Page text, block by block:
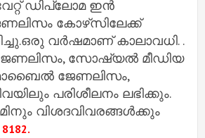
ഡിപ്ലോമ ഇന്‍
കോഴ്‌സിലേക്ക്
വര്‍ഷമാണ് കാലാവധി. .
ജേണലിസം, സോഷ്യല്‍ മീഡിയ
ജേണലിസം,
പരിശീലനം ലഭിക്കും.
വിശദവിവരങ്ങള്‍ക്കും